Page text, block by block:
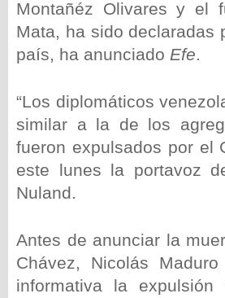
Montañéz Olivares y el
Mata, ha sido declaradas
país, ha anunciado Efe.
“Los diplomáticos
similar a la de los
fueron expulsados por el
este lunes la portavoz
Nuland.
Antes de anunciar la
Chávez, Nicolás
informativa la expulsión